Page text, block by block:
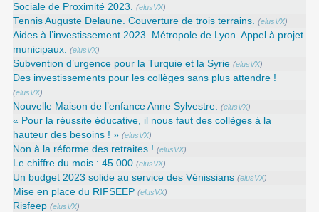
Sociale de Proximité 2023.
(elusVX)
Tennis Auguste Delaune. Couverture de trois terrains. (elusVX)
Aides à l’investissement 2023. Métropole de Lyon. Appel à projet
municipaux.
(elusVX)
Subvention d’urgence pour la Turquie et la Syrie (elusVX)
Des investissements pour les collèges sans plus attendre !
(elusVX)
Nouvelle Maison de l’enfance Anne Sylvestre. (elusVX)
« Pour la réussite éducative, il nous faut des collèges à la
hauteur des besoins ! » (elusVX)
Non à la réforme des retraites ! (elusVX)
Le chiffre du mois : 45 000 (elusVX)
Un budget 2023 solide au service des Vénissians (elusVX)
Mise en place du RIFSEEP (elusVX)
Risfeep (elusVX)